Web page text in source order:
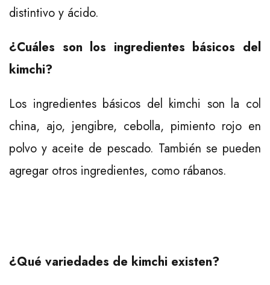
distintivo y ácido.
¿Cuáles son los ingredientes básicos del
kimchi?
Los ingredientes básicos del kimchi son la col
china, ajo, jengibre, cebolla, pimiento rojo en
polvo y aceite de pescado. También se pueden
agregar otros ingredientes, como rábanos.
¿Qué variedades de kimchi existen?